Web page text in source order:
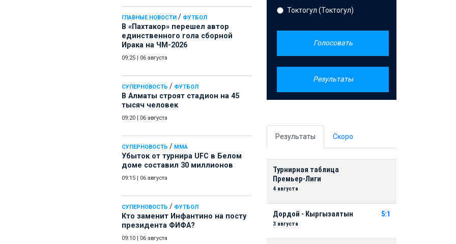
ГЛАВНЫЕ НОВОСТИ / ФУТБОЛ
В «Пахтакор» перешел автор
единственного гола сборной
Ирака на ЧМ-2026
09:25 06 августа
СУПЕРНОВОСТЬ / ФУТБОЛ
В Алматы строят стадион на 45
тысяч человек
09:20 06 августа
СУПЕРНОВОСТЬ / ММА
Убыток от турнира UFC в Белом
доме составил 30 миллионов
09:15 06 августа
СУПЕРНОВОСТЬ / ФУТБОЛ
Кто заменит Инфантино на посту
президента ФИФА?
09:10 06 августа
Токтогул (Токтогул)
Голосовать
Результаты
Результаты Скоро
Турнирная таблица
Премьер-Лиги
4 августа
Дордой - Кыргызалтын
3 августа
5:1